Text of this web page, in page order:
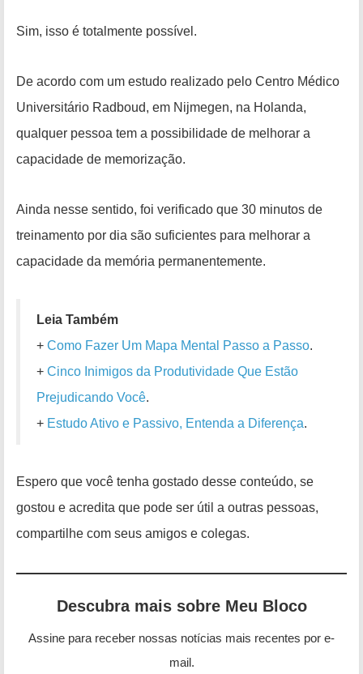
Sim, isso é totalmente possível.
De acordo com um estudo realizado pelo Centro Médico
Universitário Radboud, em Nijmegen, na Holanda,
qualquer pessoa tem a possibilidade de melhorar a
capacidade de memorização.
Ainda nesse sentido, foi verificado que 30 minutos de
treinamento por dia são suficientes para melhorar a
capacidade da memória permanentemente.
Leia Também
+ Como Fazer Um Mapa Mental Passo a Passo.
+ Cinco Inimigos da Produtividade Que Estão
Prejudicando Você.
+ Estudo Ativo e Passivo, Entenda a Diferença.
Espero que você tenha gostado desse conteúdo, se
gostou e acredita que pode ser útil a outras pessoas,
compartilhe com seus amigos e colegas.
Descubra mais sobre Meu Bloco
Assine para receber nossas notícias mais recentes por e-
mail.